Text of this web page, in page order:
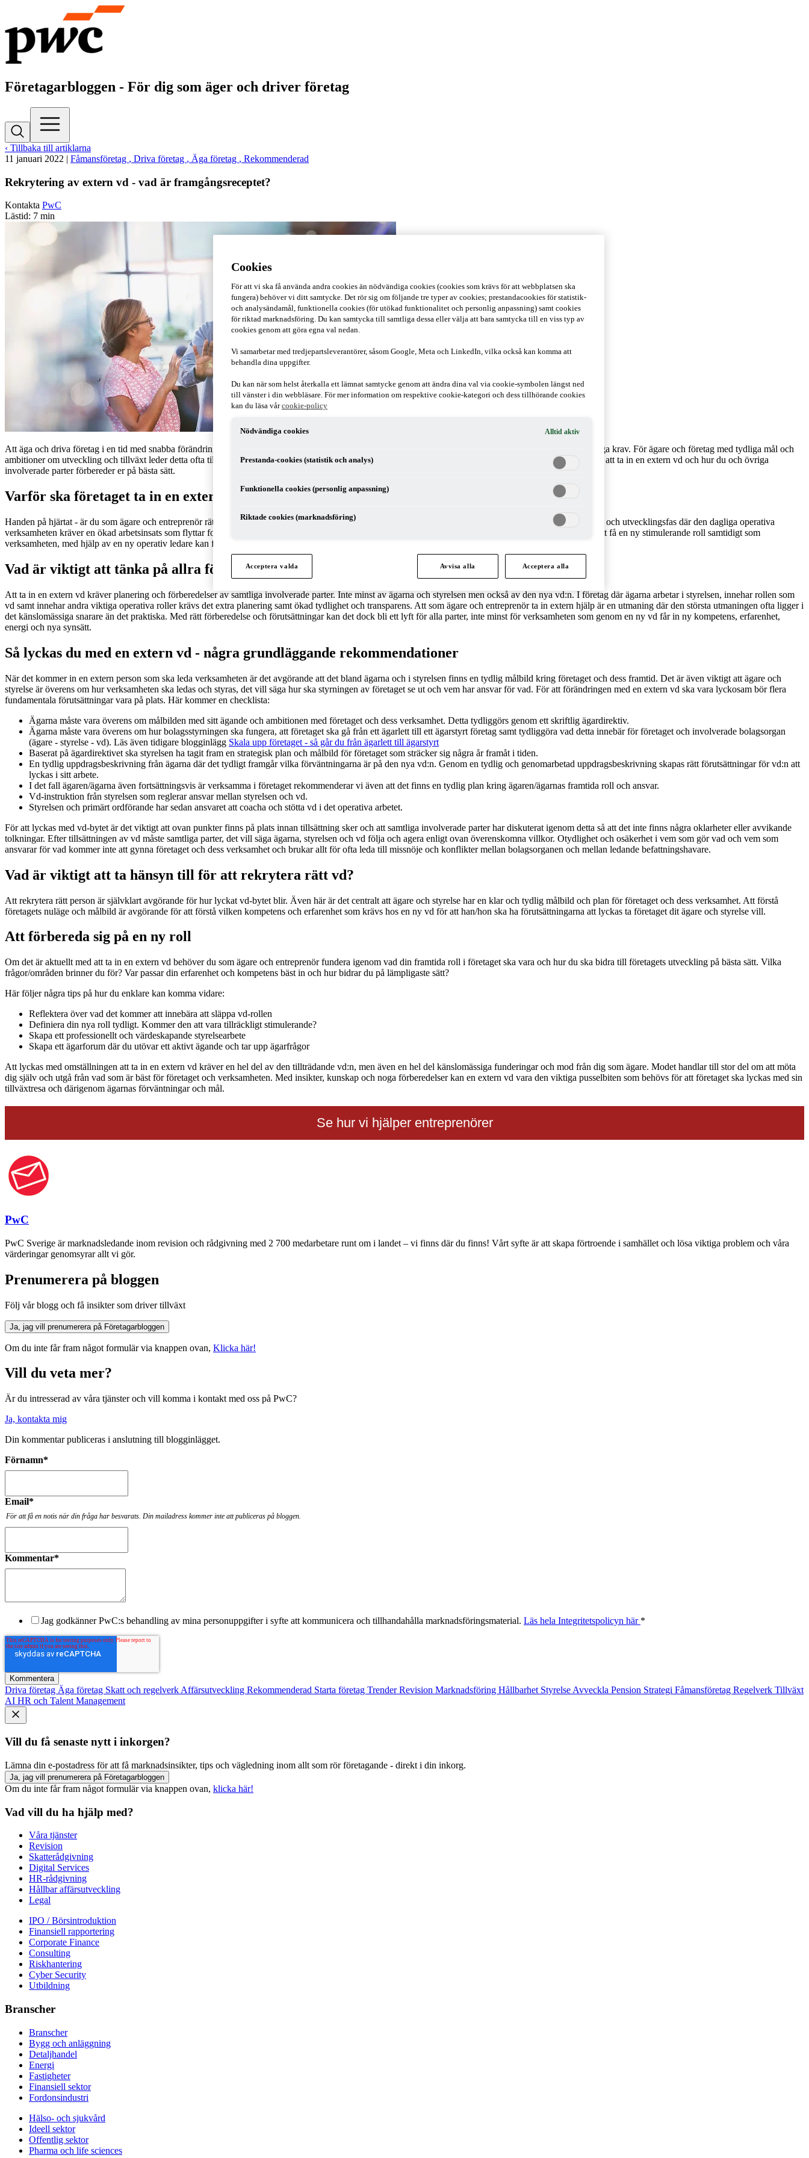
Företagarbloggen - För dig som äger och driver företag
‹ Tillbaka till artiklarna
11 januari 2022 | Fåmansföretag , Driva företag , Äga företag , Rekommenderad
Rekrytering av extern vd - vad är framgångsreceptet?
Kontakta PwC
Lästid: 7 min
Att äga och driva företag i en tid med snabba förändringar, osäker framtid och tuff konkurrens från såväl befintliga som nya aktörer är komplext och ställer höga krav. För ägare och företag med tydliga mål och
ambitioner om utveckling och tillväxt leder detta ofta till behov av nya kompetenser till exempel styrelse och företagsledningen. Här berättar vi när det är klokt att ta in en extern vd och hur du och övriga
involverade parter förbereder er på bästa sätt.
Varför ska företaget ta in en extern vd?
Handen på hjärtat - är du som ägare och entreprenör rätt person som vd på företaget eller är det dags att göra en förändring? Befinner sig företaget i en tillväxt- och utvecklingsfas där den dagliga operativa
verksamheten kräver en ökad arbetsinsats som flyttar fokus från det du egentligen vill göra? Med en kompetent extern vd öppnas det upp möjligheter för dig att få en ny stimulerande roll samtidigt som
verksamheten, med hjälp av en ny operativ ledare kan fortsätta att utvecklas i linje med ägarnas vilja och styrelsens strategiska plan.
Vad är viktigt att tänka på allra först?
Att ta in en extern vd kräver planering och förberedelser av samtliga involverade parter. Inte minst av ägarna och styrelsen men också av den nya vd:n. I företag där ägarna arbetar i styrelsen, innehar rollen som
vd samt innehar andra viktiga operativa roller krävs det extra planering samt ökad tydlighet och transparens. Att som ägare och entreprenör ta in extern hjälp är en utmaning där den största utmaningen ofta ligger i
det känslomässiga snarare än det praktiska. Med rätt förberedelse och förutsättningar kan det dock bli ett lyft för alla parter, inte minst för verksamheten som genom en ny vd får in ny kompetens, erfarenhet,
energi och nya synsätt.
Så lyckas du med en extern vd - några grundläggande rekommendationer
När det kommer in en extern person som ska leda verksamheten är det avgörande att det bland ägarna och i styrelsen finns en tydlig målbild kring företaget och dess framtid. Det är även viktigt att ägare och
styrelse är överens om hur verksamheten ska ledas och styras, det vill säga hur ska styrningen av företaget se ut och vem har ansvar för vad. För att förändringen med en extern vd ska vara lyckosam bör flera
fundamentala förutsättningar vara på plats. Här kommer en checklista:
Ägarna måste vara överens om målbilden med sitt ägande och ambitionen med företaget och dess verksamhet. Detta tydliggörs genom ett skriftlig ägardirektiv.
Ägarna måste vara överens om hur bolagsstyrningen ska fungera, att företaget ska gå från ett ägarlett till ett ägarstyrt företag samt tydliggöra vad detta innebär för företaget och involverade bolagsorgan
(ägare - styrelse - vd). Läs även tidigare blogginlägg Skala upp företaget - så går du från ägarlett till ägarstyrt
Baserat på ägardirektivet ska styrelsen ha tagit fram en strategisk plan och målbild för företaget som sträcker sig några år framåt i tiden.
En tydlig uppdragsbeskrivning från ägarna där det tydligt framgår vilka förväntningarna är på den nya vd:n. Genom en tydlig och genomarbetad uppdragsbeskrivning skapas rätt förutsättningar för vd:n att
lyckas i sitt arbete.
I det fall ägaren/ägarna även fortsättningsvis är verksamma i företaget rekommenderar vi även att det finns en tydlig plan kring ägaren/ägarnas framtida roll och ansvar.
Vd-instruktion från styrelsen som reglerar ansvar mellan styrelsen och vd.
Styrelsen och primärt ordförande har sedan ansvaret att coacha och stötta vd i det operativa arbetet.
För att lyckas med vd-bytet är det viktigt att ovan punkter finns på plats innan tillsättning sker och att samtliga involverade parter har diskuterat igenom detta så att det inte finns några oklarheter eller avvikande
tolkningar. Efter tillsättningen av vd måste samtliga parter, det vill säga ägarna, styrelsen och vd följa och agera enligt ovan överenskomna villkor. Otydlighet och osäkerhet i vem som gör vad och vem som
ansvarar för vad kommer inte att gynna företaget och dess verksamhet och brukar allt för ofta leda till missnöje och konflikter mellan bolagsorganen och mellan ledande befattningshavare.
Vad är viktigt att ta hänsyn till för att rekrytera rätt vd?
Att rekrytera rätt person är självklart avgörande för hur lyckat vd-bytet blir. Även här är det centralt att ägare och styrelse har en klar och tydlig målbild och plan för företaget och dess verksamhet. Att förstå
företagets nuläge och målbild är avgörande för att förstå vilken kompetens och erfarenhet som krävs hos en ny vd för att han/hon ska ha förutsättningarna att lyckas ta företaget dit ägare och styrelse vill.
Att förbereda sig på en ny roll
Om det är aktuellt med att ta in en extern vd behöver du som ägare och entreprenör fundera igenom vad din framtida roll i företaget ska vara och hur du ska bidra till företagets utveckling på bästa sätt. Vilka
frågor/områden brinner du för? Var passar din erfarenhet och kompetens bäst in och hur bidrar du på lämpligaste sätt?
Här följer några tips på hur du enklare kan komma vidare:
Reflektera över vad det kommer att innebära att släppa vd-rollen
Definiera din nya roll tydligt. Kommer den att vara tillräckligt stimulerande?
Skapa ett professionellt och värdeskapande styrelsearbete
Skapa ett ägarforum där du utövar ett aktivt ägande och tar upp ägarfrågor
Att lyckas med omställningen att ta in en extern vd kräver en hel del av den tillträdande vd:n, men även en hel del känslomässiga funderingar och mod från dig som ägare. Modet handlar till stor del om att möta
dig själv och utgå från vad som är bäst för företaget och verksamheten. Med insikter, kunskap och noga förberedelser kan en extern vd vara den viktiga pusselbiten som behövs för att företaget ska lyckas med sin
tillväxtresa och därigenom ägarnas förväntningar och mål.
Se hur vi hjälper entreprenörer
PwC
PwC Sverige är marknadsledande inom revision och rådgivning med 2 700 medarbetare runt om i landet – vi finns där du finns! Vårt syfte är att skapa förtroende i samhället och lösa viktiga problem och våra
värderingar genomsyrar allt vi gör.
Prenumerera på bloggen
Följ vår blogg och få insikter som driver tillväxt
Ja, jag vill prenumerera på Företagarbloggen
Om du inte får fram något formulär via knappen ovan, Klicka här!
Vill du veta mer?
Är du intresserad av våra tjänster och vill komma i kontakt med oss på PwC?
Ja, kontakta mig
Din kommentar publiceras i anslutning till blogginlägget.
Förnamn*
Email*
För att få en notis när din fråga har besvarats. Din mailadress kommer inte att publiceras på bloggen.
Kommentar*
Jag godkänner PwC:s behandling av mina personuppgifter i syfte att kommunicera och tillhandahålla marknadsföringsmaterial. Läs hela Integritetspolicyn här *
Driva företag Äga företag Skatt och regelverk Affärsutveckling Rekommenderad Starta företag TrenderRevision Marknadsföring Hållbarhet Styrelse Avveckla Pension Strategi Fåmansföretag Regelverk Tillväxt
AI HR och Talent Management
Vill du få senaste nytt i inkorgen?
Lämna din e-postadress för att få marknadsinsikter, tips och vägledning inom allt som rör företagande - direkt i din inkorg.
Ja, jag vill prenumerera på Företagarbloggen
Om du inte får fram något formulär via knappen ovan, klicka här!
Vad vill du ha hjälp med?
Våra tjänster
Revision
Skatterådgivning
Digital Services
HR-rådgivning
Hållbar affärsutveckling
Legal
IPO / Börsintroduktion
Finansiell rapportering
Corporate Finance
Consulting
Riskhantering
Cyber Security
Utbildning
Branscher
Branscher
Bygg och anläggning
Detaljhandel
Energi
Fastigheter
Finansiell sektor
Fordonsindustri
Hälso- och sjukvård
Ideell sektor
Offentlig sektor
Pharma och life sciences
Cookies
För att vi ska få använda andra cookies än nödvändiga cookies (cookies som krävs för att webbplatsen ska
fungera) behöver vi ditt samtycke. Det rör sig om följande tre typer av cookies; prestandacookies för statistik-
och analysändamål, funktionella cookies (för utökad funktionalitet och personlig anpassning) samt cookies
för riktad marknadsföring. Du kan samtycka till samtliga dessa eller välja att bara samtycka till en viss typ av
cookies genom att göra egna val nedan.
Vi samarbetar med tredjepartsleverantörer, såsom Google, Meta och LinkedIn, vilka också kan komma att
behandla dina uppgifter.
Du kan när som helst återkalla ett lämnat samtycke genom att ändra dina val via cookie-symbolen längst ned
till vänster i din webbläsare. För mer information om respektive cookie-kategori och dess tillhörande cookies
kan du läsa vårcookie-policy
Nödvändiga cookies Alltid aktiv
Prestanda-cookies (statistik och analys)
Funktionella cookies (personlig anpassning)
Riktade cookies (marknadsföring)
Acceptera valda Avvisa alla Acceptera alla